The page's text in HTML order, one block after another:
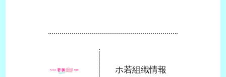
することはできません。
（2）ダウンロードされた写真素材自体を営利
ホ若組織情報